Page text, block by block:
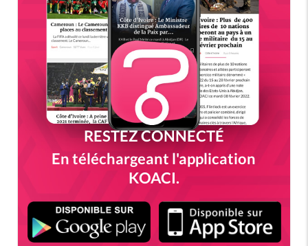
RESTEZ CONNECTÉ
En téléchargeant l'application
KOACI.